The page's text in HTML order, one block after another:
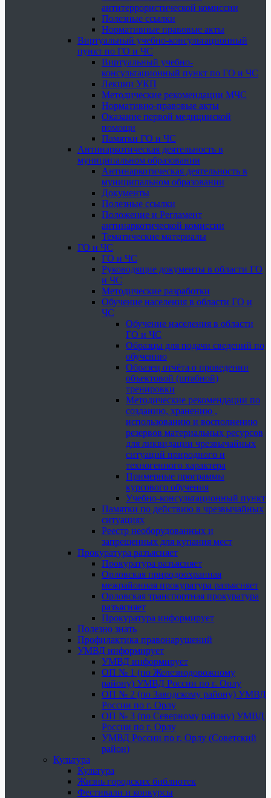
антитеррористической комиссии
Полезные ссылки
Нормативные правовые акты
Виртуальный учебно-консультационный
пункт по ГО и ЧС
Виртуальный учебно-
консультационный пункт по ГО и ЧС
Лекции УКП
Методические рекомендации МЧС
Нормативно-правовые акты
Оказание первой медицинской
помощи
Памятки ГО и ЧС
Антинаркотическая деятельность в
муниципальном образовании
Антинаркотическая деятельность в
муниципальном образовании
Документы
Полезные ссылки
Положение и Регламент
антинаркотической комиссии
Тематические материалы
ГО и ЧС
ГО и ЧС
Руководящие документы в области ГО
и ЧС
Методические разработки
Обучение населения в области ГО и
ЧС
Обучение населения в области
ГО и ЧС
Образцы для подачи сведений по
обучению
Образец отчёта о проведении
объектовой (штабной)
тренировки
Методические рекомендации по
созданию, хранению ,
использованию и восполнению
резервов материальных ресурсов
для ликвидации чрезвычайных
ситуаций природного и
техногенного характера
Примерные программы
курсового обучения
Учебно-консультационный пункт
Памятки по действию в чрезвычайных
ситуациях
Реестр необорудованных и
запрещенных для купания мест
Прокуратура разъясняет
Прокуратура разъясняет
Орловская природоохранная
межрайонная прокуратура разъясняет
Орловская транспортная прокуратура
разъясняет
Прокуратура информирует
Полезно знать
Профилактика правонарушений
УМВД информирует
УМВД информирует
ОП № 1 (по Железнодорожному
району) УМВД России по г. Орлу
ОП № 2 (по Заводскому району) УМВД
России по г. Орлу
ОП № 3 (по Северному району) УМВД
России по г. Орлу
УМВД России по г. Орлу (Советский
район)
Культура
Культура
Жизнь городских библиотек
Фестивали и конкурсы